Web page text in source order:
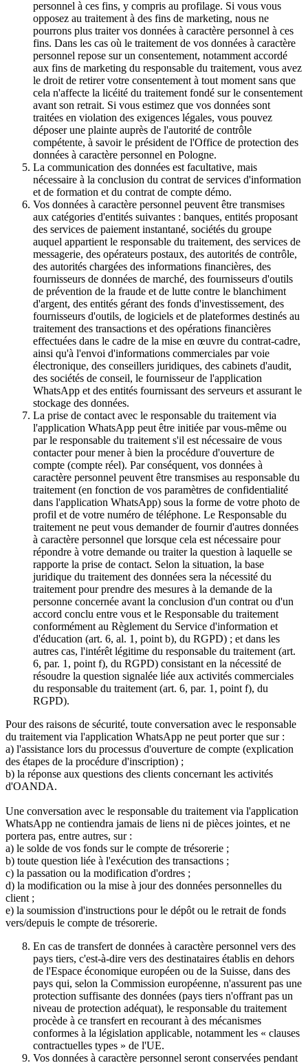
personnel à ces fins, y compris au profilage. Si vous vous
opposez au traitement à des fins de marketing, nous ne
pourrons plus traiter vos données à caractère personnel à ces
fins. Dans les cas où le traitement de vos données à caractère
personnel repose sur un consentement, notamment accordé
aux fins de marketing du responsable du traitement, vous avez
le droit de retirer votre consentement à tout moment sans que
cela n'affecte la licéité du traitement fondé sur le consentement
avant son retrait. Si vous estimez que vos données sont
traitées en violation des exigences légales, vous pouvez
déposer une plainte auprès de l'autorité de contrôle
compétente, à savoir le président de l'Office de protection des
données à caractère personnel en Pologne.
La communication des données est facultative, mais
nécessaire à la conclusion du contrat de services d'information
et de formation et du contrat de compte démo.
Vos données à caractère personnel peuvent être transmises
aux catégories d'entités suivantes : banques, entités proposant
des services de paiement instantané, sociétés du groupe
auquel appartient le responsable du traitement, des services de
messagerie, des opérateurs postaux, des autorités de contrôle,
des autorités chargées des informations financières, des
fournisseurs de données de marché, des fournisseurs d'outils
de prévention de la fraude et de lutte contre le blanchiment
d'argent, des entités gérant des fonds d'investissement, des
fournisseurs d'outils, de logiciels et de plateformes destinés au
traitement des transactions et des opérations financières
effectuées dans le cadre de la mise en œuvre du contrat-cadre,
ainsi qu'à l'envoi d'informations commerciales par voie
électronique, des conseillers juridiques, des cabinets d'audit,
des sociétés de conseil, le fournisseur de l'application
WhatsApp et des entités fournissant des serveurs et assurant le
stockage des données.
La prise de contact avec le responsable du traitement via
l'application WhatsApp peut être initiée par vous-même ou
par le responsable du traitement s'il est nécessaire de vous
contacter pour mener à bien la procédure d'ouverture de
compte (compte réel). Par conséquent, vos données à
caractère personnel peuvent être transmises au responsable du
traitement (en fonction de vos paramètres de confidentialité
dans l'application WhatsApp) sous la forme de votre photo de
profil et de votre numéro de téléphone. Le Responsable du
traitement ne peut vous demander de fournir d'autres données
à caractère personnel que lorsque cela est nécessaire pour
répondre à votre demande ou traiter la question à laquelle se
rapporte la prise de contact. Selon la situation, la base
juridique du traitement des données sera la nécessité du
traitement pour prendre des mesures à la demande de la
personne concernée avant la conclusion d'un contrat ou d'un
accord conclu entre vous et le Responsable du traitement
conformément au Règlement du Service d'information et
d'éducation (art. 6, al. 1, point b), du RGPD) ; et dans les
autres cas, l'intérêt légitime du responsable du traitement (art.
6, par. 1, point f), du RGPD) consistant en la nécessité de
résoudre la question signalée liée aux activités commerciales
du responsable du traitement (art. 6, par. 1, point f), du
RGPD).
Pour des raisons de sécurité, toute conversation avec le responsable
du traitement via l'application WhatsApp ne peut porter que sur :
a) l'assistance lors du processus d'ouverture de compte (explication
des étapes de la procédure d'inscription) ;
b) la réponse aux questions des clients concernant les activités
d'OANDA.
Une conversation avec le responsable du traitement via l'application
WhatsApp ne contiendra jamais de liens ni de pièces jointes, et ne
portera pas, entre autres, sur :
a) le solde de vos fonds sur le compte de trésorerie ;
b) toute question liée à l'exécution des transactions ;
c) la passation ou la modification d'ordres ;
d) la modification ou la mise à jour des données personnelles du
client ;
e) la soumission d'instructions pour le dépôt ou le retrait de fonds
vers/depuis le compte de trésorerie.
En cas de transfert de données à caractère personnel vers des
pays tiers, c'est-à-dire vers des destinataires établis en dehors
de l'Espace économique européen ou de la Suisse, dans des
pays qui, selon la Commission européenne, n'assurent pas une
protection suffisante des données (pays tiers n'offrant pas un
niveau de protection adéquat), le responsable du traitement
procède à ce transfert en recourant à des mécanismes
conformes à la législation applicable, notamment les « clauses
contractuelles types » de l'UE.
Vos données à caractère personnel seront conservées pendant